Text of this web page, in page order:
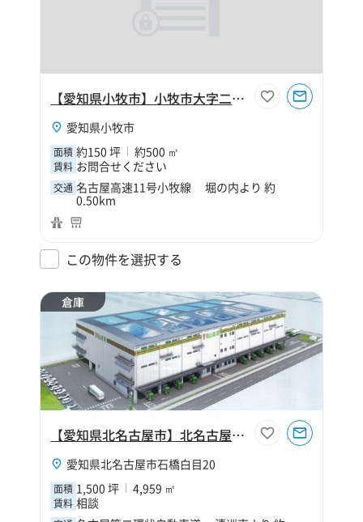
【愛知県小牧市】小牧市大字二重堀150坪工場
愛知県小牧市
面積 約150 坪 約500 ㎡
賃料 お問合せください
交通 名古屋高速11号小牧線 堀の内より 約
0.50km
この物件を選択する
倉庫
【愛知県北名古屋市】北名古屋市石橋白目1500坪倉庫（業務委託）
愛知県北名古屋市石橋白目20
面積 1,500 坪 4,959 ㎡
賃料 相談